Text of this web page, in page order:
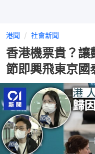
港聞 社會新聞
香港機票貴？
節即興飛東京